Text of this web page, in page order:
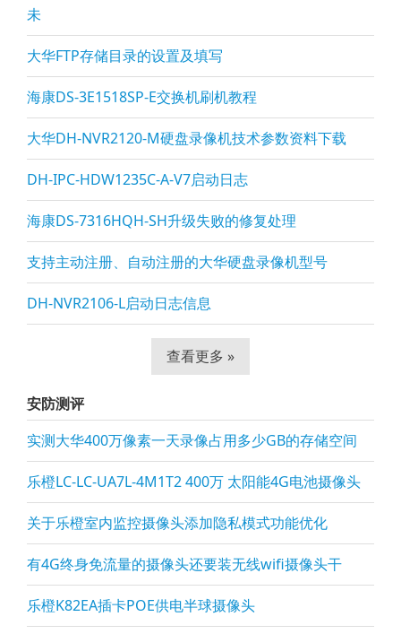
未
大华FTP存储目录的设置及填写
海康DS-3E1518SP-E交换机刷机教程
大华DH-NVR2120-M硬盘录像机技术参数资料下载
DH-IPC-HDW1235C-A-V7启动日志
海康DS-7316HQH-SH升级失败的修复处理
支持主动注册、自动注册的大华硬盘录像机型号
DH-NVR2106-L启动日志信息
查看更多 »
安防测评
实测大华400万像素一天录像占用多少GB的存储空间
乐橙LC-LC-UA7L-4M1T2 400万 太阳能4G电池摄像头
关于乐橙室内监控摄像头添加隐私模式功能优化
有4G终身免流量的摄像头还要装无线wifi摄像头干
乐橙K82EA插卡POE供电半球摄像头